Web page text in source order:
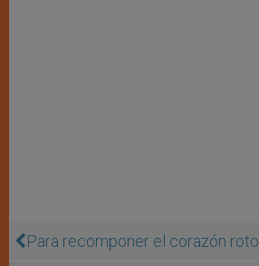
Para recomponer el corazón roto